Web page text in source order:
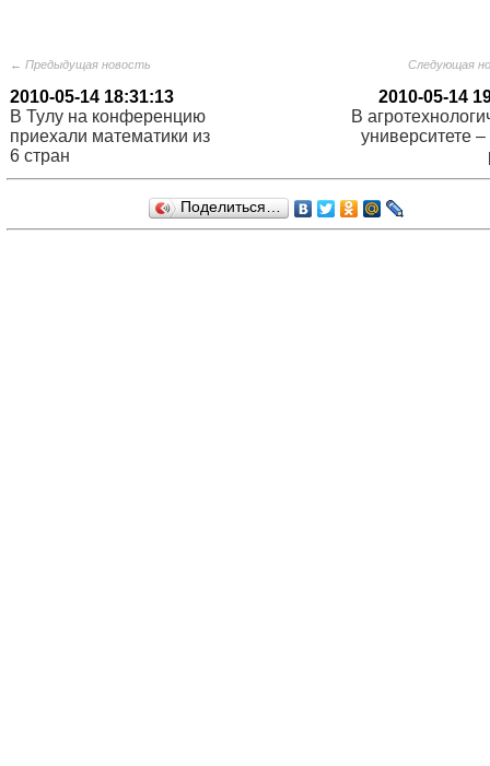
← Предыдущая новость
2010-05-14 18:31:13
В Тулу на конференцию
приехали математики из
6 стран
Следующая
2010-05-14
В
университете
Поделиться…